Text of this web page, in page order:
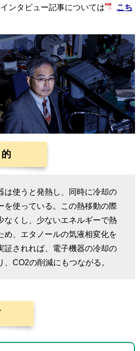
ンタビュー記事については
こち
は使うと発熱し、同時に冷却の
を使っている。この熱移動の際
なくし、少ないエネルギーで熱
め、エタノールの気液相変化を
証されれば、電子機器の冷却の
CO2の削減にもつながる。